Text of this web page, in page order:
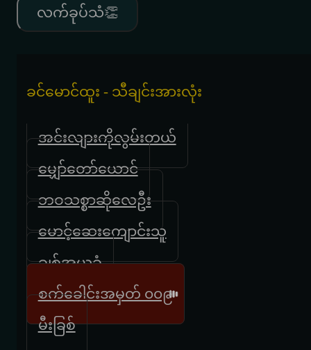
လက်ခုပ်သံ👏
ခင်မောင်ထူး - သီချင်းအားလုံး
အင်းလျားကိုလွမ်းတယ်
မျှော်တော်ယောင်
ဘဝသစ္စာဆိုလေဦး
မောင့်ဆေးကျောင်းသူ
ချစ်အယူခံ
စက်ခေါင်းအမှတ် ၀၀၉
မီးခြစ်